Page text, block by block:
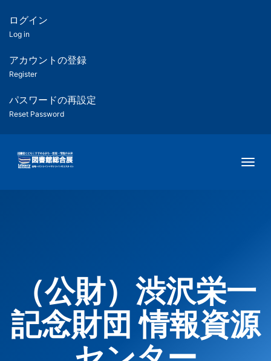
ツ
匿
名
ユ
ー
ー
用
メ
ログイン
Log in
アカウントの登録
Register
パスワードの再設定
Reset Password
（公財）渋沢栄一
記念財団 情報資源